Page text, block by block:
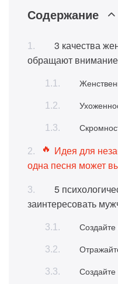
Содержание
3 качества
обращают
Идея для
одна песня может
5
заинтересовать
Создайте
Создайте